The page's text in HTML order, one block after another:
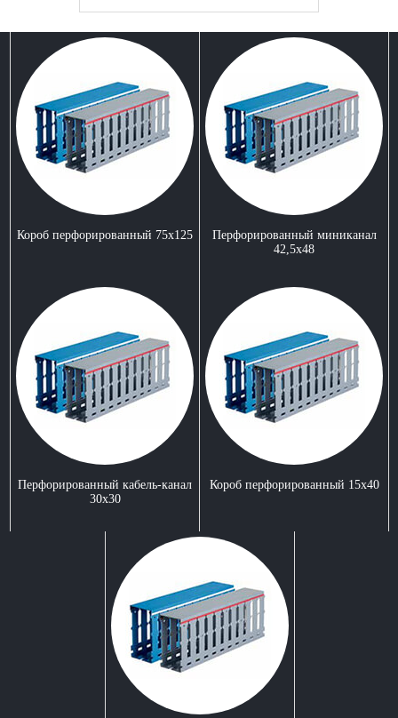
Короб перфорированный 75x125
Перфорированный миниканал
42,5x48
Перфорированный кабель-канал
30x30
Короб перфорированный 15x40